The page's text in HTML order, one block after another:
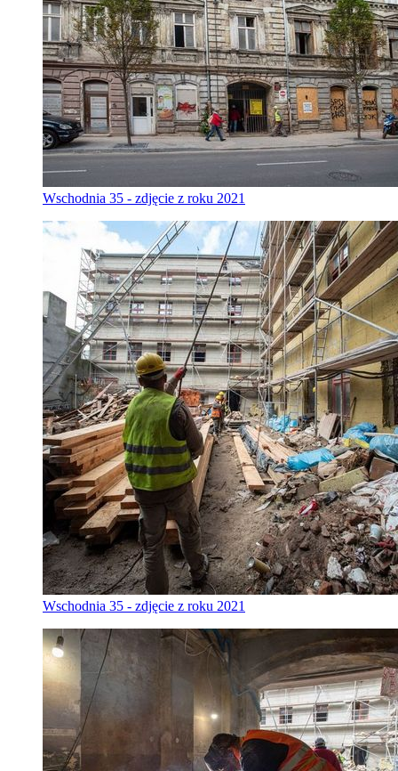
Wschodnia 35 - zdjęcie z roku 2021
Wschodnia 35 - zdjęcie z roku 2021